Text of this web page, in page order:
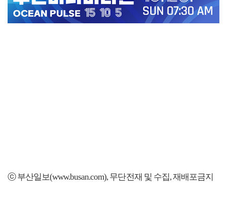
ⓒ 부산일보(www.busan.com), 무단전재 및 수집, 재배포금지